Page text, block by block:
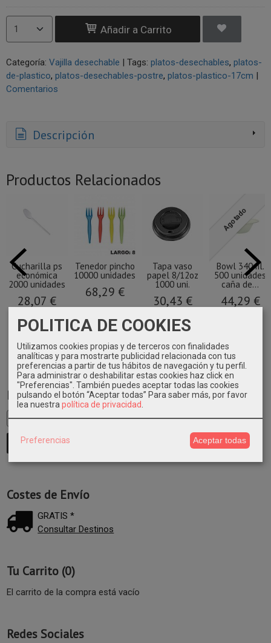
Marcas
Costes de Envío
GRATIS *
Consultar Destinos
Tu Carrito (0)
El carrito de la compra está vacío
Redes Sociales
Añadir a Carrito
Categoría: Vajilla desechable | Tags: platos-desechables platos-
de-plastico platos-desechables-postre platos-plastico-17cm |
Comentarios
Descripción
Productos Relacionados
Cucharilla ps
económica
2000 unidades
28,07 €
Tenedor pincho
10000 unidades
68,29 €
Tapa vaso
papel 8/12oz
1000 uni.
30,43 €
Agotado
Bowl 340ml.
500 unidades
caña de...
44,29 €
POLITICA DE COOKIES
Utilizamos cookies propias y de terceros con finalidades
analíticas y para mostrarte publicidad relacionada con tus
preferencias a partir de tus hábitos de navegación y tu perfil.
Para administrar o deshabilitar estas cookies haz click en
"Preferencias". También puedes aceptar todas las cookies
pulsando el botón “Aceptar todas” Para saber más, por favor
lea nuestra política de privacidad
Preferencias Aceptar todas